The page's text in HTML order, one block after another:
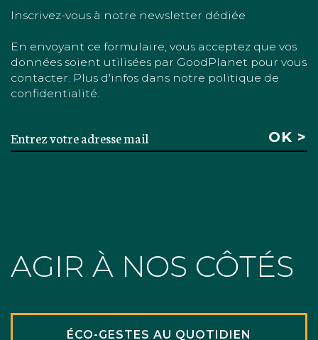
Inscrivez-vous à notre newsletter dédiée
En envoyant ce formulaire, vous acceptez que vos
données soient utilisées par GoodPlanet pour vous
contacter. Plus d'infos dans notre politique de
confidentialité.
AGIR À NOS CÔTÉS
ÉCO-GESTES AU QUOTIDIEN